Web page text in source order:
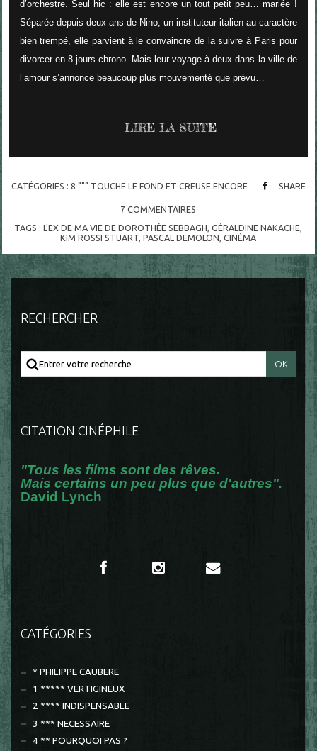
d’orchestre. Seul hic : elle est encore un tout petit peu… mariée !
Séparée depuis deux ans de Nino, un instituteur italien au caractère
bien trempé, elle parvient à le convaincre de la suivre à Paris pour
divorcer en 8 jours chrono. Mais leur voyage à deux dans la ville de
l’amour s’annonce beaucoup plus mouvementé que prévu…
LIRE LA SUITE
CATÉGORIES : 8 °°° TOUCHE LE FOND ET CREUSE ENCORE SHARE
7 COMMENTAIRES
TAGS :L'EX DE MA VIE DE DOROTHÉE SEBBAGH,GÉRALDINE NAKACHE,
KIM ROSSI STUART,PASCAL DEMOLON,CINÉMA
RECHERCHER
CITATION CINÉPHILE
"Tous les films sont des rêves.
Mais certains un peu plus que d'autres".
David Lynch
CATÉGORIES
* PHILIPPE CAUBERE
1 ***** VERTIGINEUX
2 **** INDISPENSABLE
3 *** NECESSAIRE
4 ** POURQUOI PAS ?